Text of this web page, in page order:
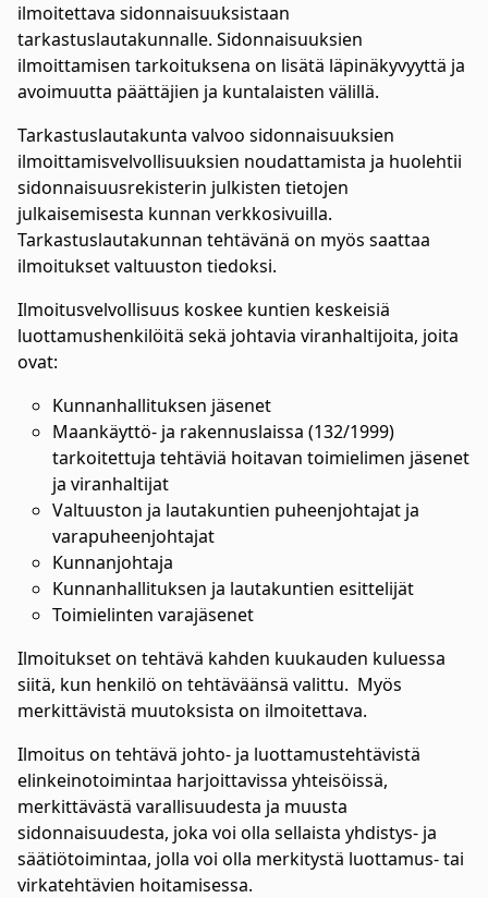
ilmoitettava sidonnaisuuksistaan
tarkastuslautakunnalle. Sidonnaisuuksien
ilmoittamisen tarkoituksena on lisätä läpinäkyvyyttä ja
avoimuutta päättäjien ja kuntalaisten välillä.
Tarkastuslautakunta valvoo sidonnaisuuksien
ilmoittamisvelvollisuuksien noudattamista ja huolehtii
sidonnaisuusrekisterin julkisten tietojen
julkaisemisesta kunnan verkkosivuilla.
Tarkastuslautakunnan tehtävänä on myös saattaa
ilmoitukset valtuuston tiedoksi.
Ilmoitusvelvollisuus koskee kuntien keskeisiä
luottamushenkilöitä sekä johtavia viranhaltijoita, joita
ovat:
Kunnanhallituksen jäsenet
Maankäyttö- ja rakennuslaissa (132/1999)
tarkoitettuja tehtäviä hoitavan toimielimen jäsenet
ja viranhaltijat
Valtuuston ja lautakuntien puheenjohtajat ja
varapuheenjohtajat
Kunnanjohtaja
Kunnanhallituksen ja lautakuntien esittelijät
Toimielinten varajäsenet
Ilmoitukset on tehtävä kahden kuukauden kuluessa
siitä, kun henkilö on tehtäväänsä valittu. Myös
merkittävistä muutoksista on ilmoitettava.
Ilmoitus on tehtävä johto- ja luottamustehtävistä
elinkeinotoimintaa harjoittavissa yhteisöissä,
merkittävästä varallisuudesta ja muusta
sidonnaisuudesta, joka voi olla sellaista yhdistys- ja
säätiötoimintaa, jolla voi olla merkitystä luottamus- tai
virkatehtävien hoitamisessa.